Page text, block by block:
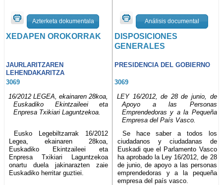
Azterketa dokumentala Análisis documental
XEDAPEN OROKORRAK
DISPOSICIONES
GENERALES
JAURLARITZAREN
LEHENDAKARITZA
PRESIDENCIA DEL GOBIERNO
3069
3069
16/2012 LEGEA, ekainaren 28koa,
Euskadiko Ekintzaileei eta
Enpresa Txikiari Laguntzekoa.
LEY 16/2012, de 28 de junio, de
Apoyo a las Personas
Emprendedoras y a la Pequeña
Empresa del País Vasco.
Eusko Legebiltzarrak 16/2012
Legea, ekainaren 28koa,
Euskadiko Ekintzaileei eta
Enpresa Txikiari Laguntzekoa
onartu duela jakinarazten zaie
Euskadiko herritar guztiei.
Se hace saber a todos los
ciudadanos y ciudadanas de
Euskadi que el Parlamento Vasco
ha aprobado la Ley 16/2012, de 28
de junio, de apoyo a las personas
emprendedoras y a la pequeña
empresa del país vasco.